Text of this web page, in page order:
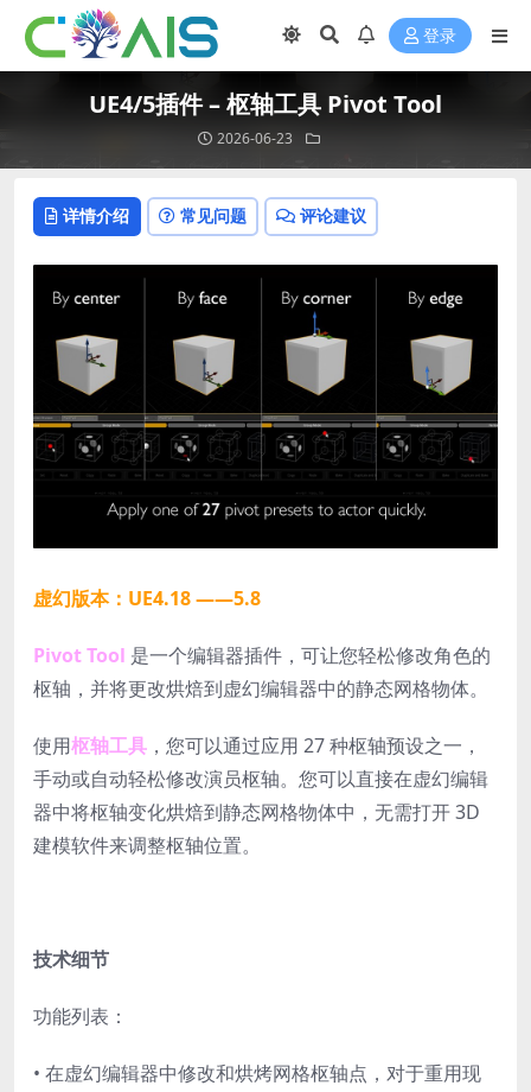
登录
UE4/5插件 – 枢轴工具 Pivot Tool
2026-06-23
详情介绍 常见问题 评论建议
虚幻版本：UE4.18 ——5.8
Pivot Tool 是一个编辑器插件，可让您轻松修改角色的
枢轴，并将更改烘焙到虚幻编辑器中的静态网格物体。
使用枢轴工具 ，您可以通过应用 27 种枢轴预设之一，
手动或自动轻松修改演员枢轴。您可以直接在虚幻编辑
器中将枢轴变化烘焙到静态网格物体中，无需打开 3D
建模软件来调整枢轴位置。
技术细节
功能列表：
• 在虚幻编辑器中修改和烘烤网格枢轴点，对于重用现